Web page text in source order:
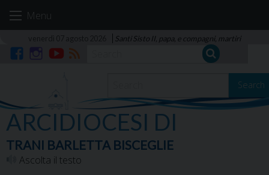
Menu
Santi Sisto II, papa, e compagni, martiri
Search
ARCIDIOCESI DI
TRANI BARLETTA BISCEGLIE
Ascolta il testo